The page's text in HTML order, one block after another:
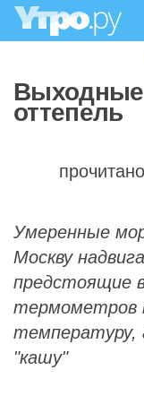
Выходные
оттепель
Умеренные
Москву
предстоящие
термометров
температуру,
"кашу"